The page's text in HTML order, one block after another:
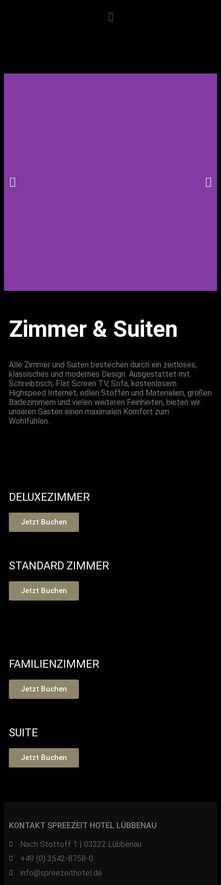
Zimmer & Suiten
Alle Zimmer und Suiten bestechen durch ein zeitloses,
klassisches und modernes Design. Ausgestattet mit
Schreibtisch, Flat Screen TV, Sofa, kostenlosem
Highspeed Internet, edlen Stoffen und Materialien, großen
Badezimmern und vielen weiteren Feinheiten, bieten wir
unseren Gästen einen maximalen Komfort zum
Wohlfühlen.
DELUXEZIMMER
Jetzt Buchen
STANDARD ZIMMER
Jetzt Buchen
FAMILIENZIMMER
Jetzt Buchen
SUITE
Jetzt Buchen
KONTAKT SPREEZEIT HOTEL LÜBBENAU
Nach Stottoff 1 | 03222 Lübbenau
+49 (0) 3542-8758-0
info@spreezeithotel.de